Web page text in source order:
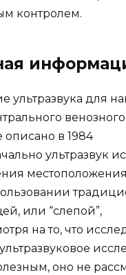
контролем.
ультразвука для
венозного
в 1984
ультразвук
или “слепой”,
на то, что
оно не